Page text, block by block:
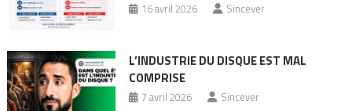
16 avril 2026 Sincever
L’INDUSTRIE DU DISQUE EST MAL
COMPRISE
7 avril 2026 Sincever